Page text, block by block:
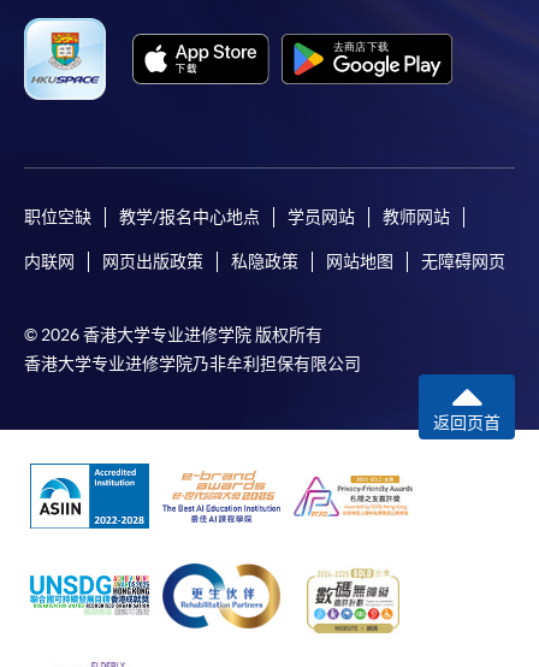
职位空缺 教学/报名中心地点 学员网站 教师网站
内联网 网页出版政策 私隐政策 网站地图 无障碍网页
© 2026 香港大学专业进修学院 版权所有
香港大学专业进修学院乃非牟利担保有限公司
返回页首